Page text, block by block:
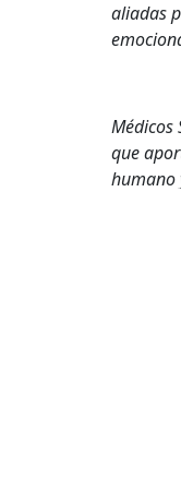
aliadas
Médicos
que
humano